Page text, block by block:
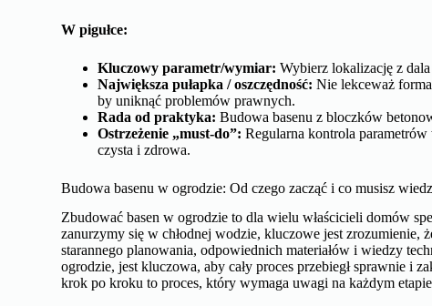
W pigułce:
Kluczowy parametr/wymiar: Wybierz lokalizację z dala
Największa pułapka / oszczędność: Nie lekceważ
by uniknąć problemów prawnych.
Rada od praktyka: Budowa basenu z bloczków
Ostrzeżenie „must-do”: Regularna kontrola
czysta i zdrowa.
Budowa basenu w ogrodzie: Od czego zacząć i co musisz
Zbudować basen w ogrodzie to dla wielu właścicieli domów
zanurzymy się w chłodnej wodzie, kluczowe jest zrozumienie,
starannego planowania, odpowiednich materiałów i wiedzy
ogrodzie, jest kluczowa, aby cały proces przebiegł sprawnie i
krok po kroku to proces, który wymaga uwagi na każdym